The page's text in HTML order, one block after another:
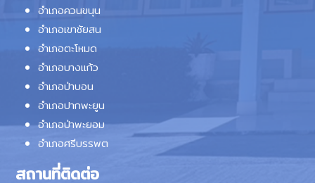
อำเภอควนขนุน
อำเภอเขาชัยสน
อำเภอตะโหมด
อำเภอบางแก้ว
อำเภอป่าบอน
อำเภอปากพะยูน
อำเภอป่าพะยอม
อำเภอศรีบรรพต
สถานที่ติดต่อ